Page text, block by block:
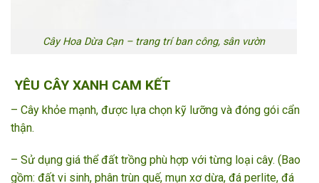
Cây Hoa Dừa Cạn – trang trí ban công, sân vườn
YÊU CÂY XANH CAM KẾT
– Cây khỏe mạnh, được lựa chọn kỹ lưỡng và đóng gói cẩn
thận.
– Sử dụng giá thể đất trồng phù hợp với từng loại cây. (Bao
gồm: đất vi sinh, phân trùn quế, mụn xơ dừa, đá perlite, đá